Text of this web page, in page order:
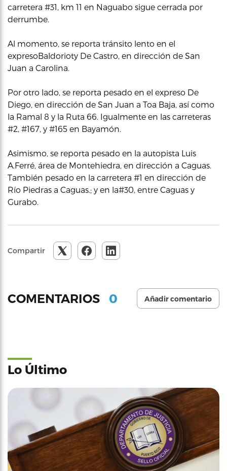
carretera #31, km 11 en Naguabo sigue cerrada por
derrumbe.
Al momento, se reporta tránsito lento en el
expresoBaldorioty De Castro, en dirección de San
Juan a Carolina.
Por otro lado, se reporta pesado en el expreso De
Diego, en dirección de San Juan a Toa Baja, así como
la Ramal 8 y la Ruta 66. Igualmente en las carreteras
#2, #167, y #165 en Bayamón.
Asimismo, se reporta pesado en la autopista Luis
A.Ferré, área de Montehiedra, en dirección a Caguas.
También pesado en la carretera #1 en dirección de
Río Piedras a Caguas.; y en la#30, entre Caguas y
Gurabo.
Compartir
COMENTARIOS 0 Añadir comentario
Lo Último